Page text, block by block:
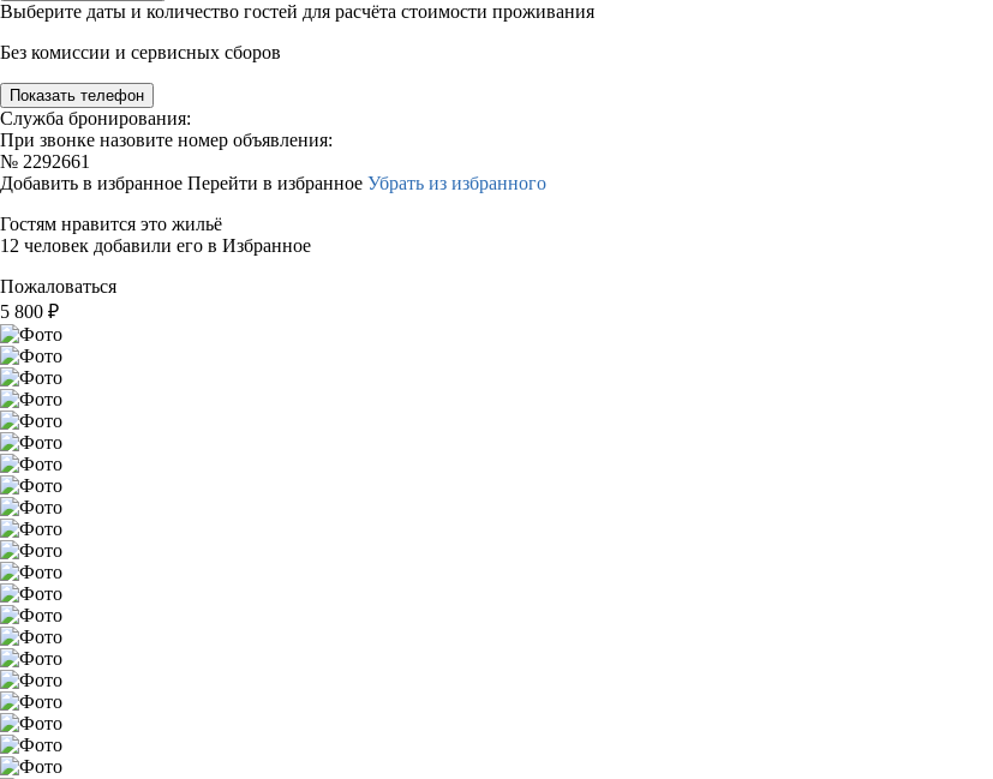
Выберите даты и количество гостей для расчёта стоимости проживания
Без комиссии и сервисных сборов
Показать телефон
Служба бронирования:
При звонке назовите номер объявления:
№ 2292661
Добавить в избранное Перейти в избранное Убрать из избранного
Гостям нравится это жильё
12 человек добавили его в Избранное
Пожаловаться
5 800 ₽